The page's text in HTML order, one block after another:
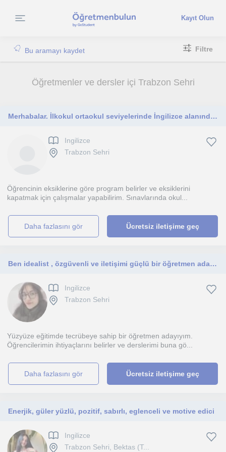
Kayıt Olun
Bu aramayı kaydet Filtre
Öğretmenler ve dersler içi Trabzon Sehri
Merhabalar. İlkokul ortaokul seviyelerinde İngilizce alanında ders verebilirim
Ingilizce
Trabzon Sehri
Öğrencinin eksiklerine göre program belirler ve eksiklerini
kapatmak için çalışmalar yapabilirim. Sınavlarında okul...
daha fazlasını gör Ücretsiz iletişime geç
Ben idealist , özgüvenli ve iletişimi güçlü bir öğretmen adayıyım. İlk öğretim ve orta öğretim düzeyinde ders verebilirim.
Ingilizce
Trabzon Sehri
Yüzyüze eğitimde tecrübeye sahip bir öğretmen adayıyım.
Öğrencilerimin ihtiyaçlarını belirler ve derslerimi buna gö...
daha fazlasını gör Ücretsiz iletişime geç
Enerjik, güler yüzlü, pozitif, sabırlı, eglenceli ve motive edici
Ingilizce
Trabzon Sehri, Bektas (T...